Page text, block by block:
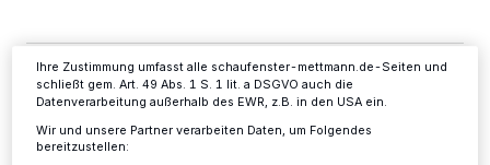
13.12.2024 , 13:03 Uhr 2 Minuten Lesezeit
Ihre Zustimmung umfasst alle schaufenster-mettmann.de-Seiten und
schließt gem. Art. 49 Abs. 1 S. 1 lit. a DSGVO auch die
Datenverarbeitung außerhalb des EWR, z.B. in den USA ein.
Wir und unsere Partner verarbeiten Daten, um Folgendes
bereitzustellen: